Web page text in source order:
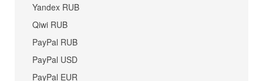
Yandex RUB
Qiwi RUB
PayPal RUB
PayPal USD
PayPal EUR